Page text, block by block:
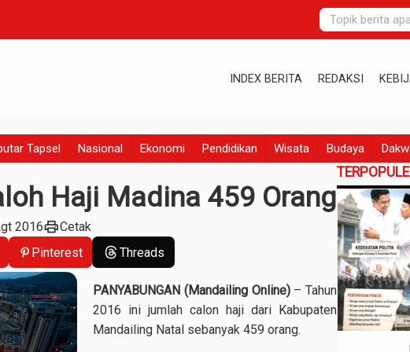
INDEX BERITA REDAKSI
Tapsel Nasional Ekonomi Pendidikan Wisata Budaya
Haji Madina 459 Orang
2016printCetak
Pinterest Threads
PANYABUNGAN (Mandailing Online)– Tahun
2016 ini jumlah calon haji dari Kabupaten
Mandailing Natal sebanyak 459 orang.